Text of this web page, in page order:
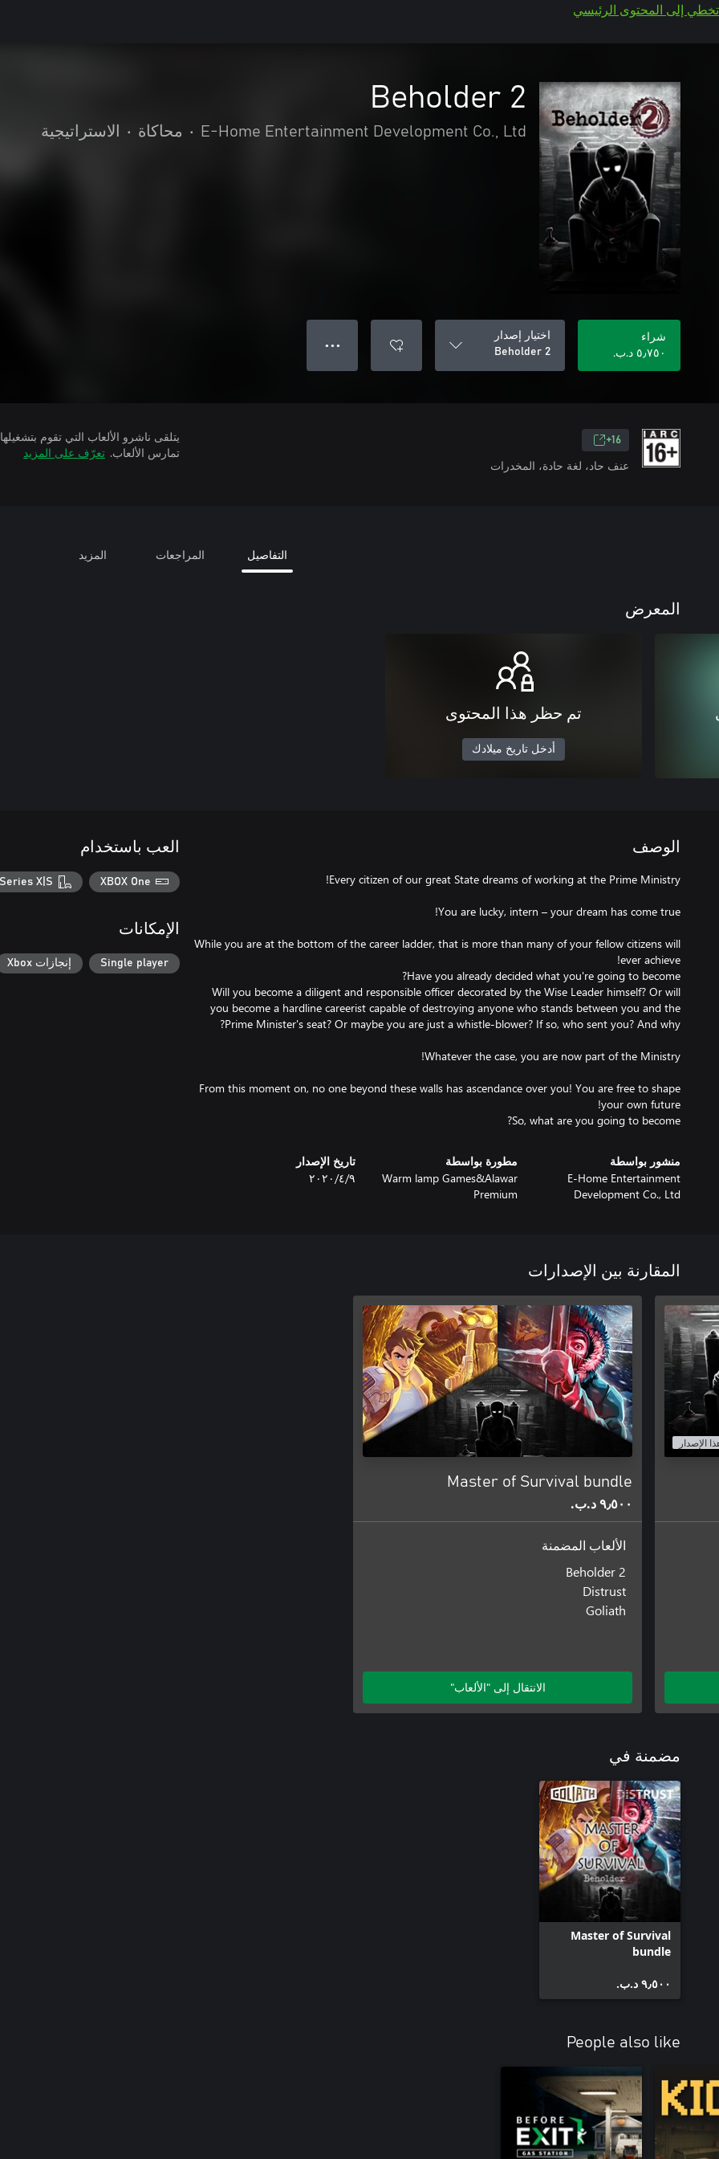
تخطي إلى المحتوى الرئيسي
Beholder 2
E-Home Entertainment Development Co., Ltd
• محاكاة • الاستراتيجية
شراء
٥٫٧٥٠ د.ب.‏
اختيار إصدار
Beholder 2
● ● ●
16+
عنف حاد، لغة حادة، المخدرات
تمارس الألعاب. تعرّف على المزيد
التفاصيل المراجعات المزيد
المعرض
تم حظر هذا المحتوى
أدخل تاريخ ميلادك
الوصف
While you are at the bottom of the career ladder, that is more than many of your fellow citizens will
Will you become a diligent and responsible officer decorated by the Wise Leader himself? Or will
you become a hardline careerist capable of destroying anyone who stands between you and the
From this moment on, no one beyond these walls has ascendance over you! You are free to shape
So, what are you going to become?
منشور بواسطة
E-Home Entertainment
Development Co., Ltd
مطورة بواسطة
Warm lamp Games&Alawar
Premium
تاريخ الإصدار
٩‏/٤‏/٢٠٢٠
العب باستخدام
XBOX One
X|S
الإمكانات
Single player إنجازات Xbox
المقارنة بين الإصدارات
الإصدار
Master of Survival bundle
٩٫٥٠٠ د.ب.‏
الألعاب المضمنة
Beholder 2
Distrust
Goliath
الانتقال إلى "الألعاب"
مضمنة في
Master of Survival
bundle
٩٫٥٠٠ د.ب.‏
People also like